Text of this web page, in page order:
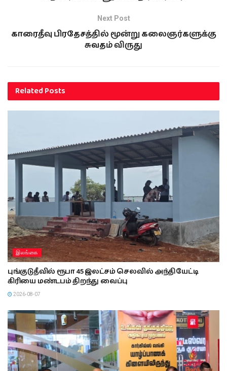
Next Post
காரைதீவு பிரதேசத்தில் மூன்று கலைஞர்களுக்கு
சுவதம் விருது
RelatedPosts
இலங்கை
புங்குடுதீவில் ரூபா 45 இலட்சம் செலவில் அந்தியேட்டி
கிரியை மண்டபம் திறந்து வைப்பு
2026-08-07